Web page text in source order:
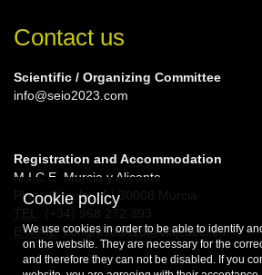
Contact us
Scientific / Organizing Committee
info@seio2023.com
Registration and Accommodation
M.I.C.E. Murcia y Alicante
Plaza Circular, 4 | 30008 Murcia
E-MAIL: congresosA10@viajeseci.es
Cookie policy
We use cookies in order to be able to identify
on the website. They are necessary for the
and therefore they can not be disabled. If you